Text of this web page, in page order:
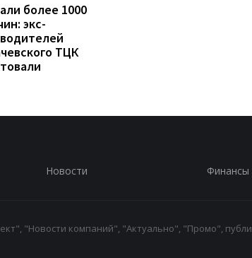
более 1000
экс-
ТЦК
Новости Финансы
"Новости компаний", "Актуально", "Промо",